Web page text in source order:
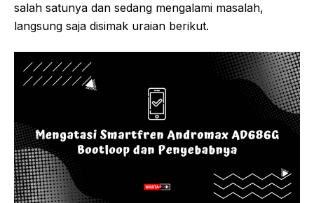
salah satunya dan sedang mengalami masalah,
langsung saja disimak uraian berikut.